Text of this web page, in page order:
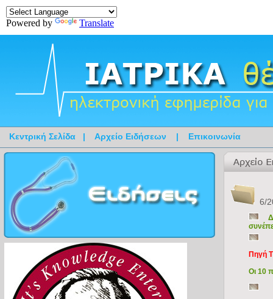
Powered by Translate
Κεντρική Σελίδα | Αρχείο Ειδήσεων | Επικοινωνία
6/
Πηγή
Οι 10